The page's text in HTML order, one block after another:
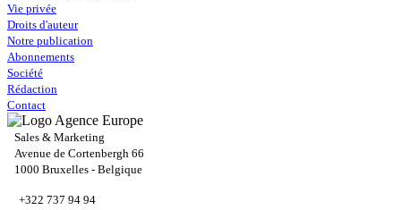
Vie privée
Droits d'auteur
Notre publication
Abonnements
Société
Rédaction
Contact
Sales & Marketing
Avenue de Cortenbergh 66
1000 Bruxelles - Belgique
+322 737 94 94